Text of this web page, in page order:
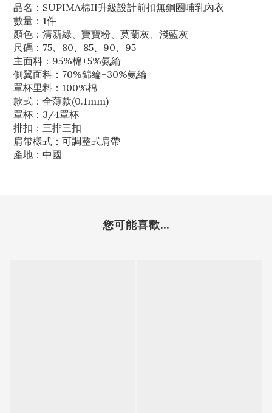
品名：SUPIMA棉II升級設計前扣無鋼圈哺乳內衣
數量：1件
顏色：清新綠、寶寶粉、莫蘭灰、淺藍灰
尺碼：75、80、85、90、95
主面料：95%棉+5%氨綸
側翼面料：70%錦綸+30%氨綸
罩杯里料：100%棉
款式：全薄款(0.1mm)
罩杯：3/4罩杯
排扣：三排三扣
肩帶樣式：可調整式肩帶
產地：中國
您可能喜歡...